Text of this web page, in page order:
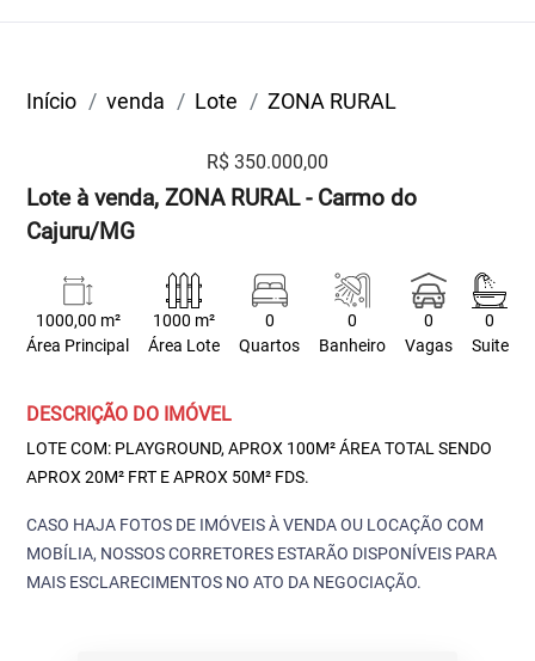
Início venda Lote ZONA RURAL
R$ 350.000,00
Lote à venda, ZONA RURAL - Carmo do
Cajuru/MG
1000,00 m²
Área Principal
1000 m²
Área Lote
0
Quartos
0
Banheiro
0
Vagas
0
Suite
DESCRIÇÃO DO IMÓVEL
LOTE COM: PLAYGROUND, APROX 100M² ÁREA TOTAL SENDO
APROX 20M² FRT E APROX 50M² FDS.
CASO HAJA FOTOS DE IMÓVEIS À VENDA OU LOCAÇÃO COM
MOBÍLIA, NOSSOS CORRETORES ESTARÃO DISPONÍVEIS PARA
MAIS ESCLARECIMENTOS NO ATO DA NEGOCIAÇÃO.